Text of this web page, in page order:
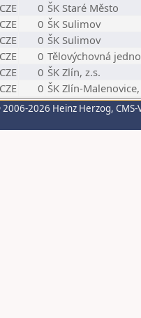
CZE 0 ŠK Staré Město
CZE 0 ŠK Sulimov
CZE 0 ŠK Sulimov
CZE 0 Tělovýchovná
CZE 0 ŠK Zlín, z.s.
CZE 0 ŠK Zlín-
2026 Heinz Herzog,